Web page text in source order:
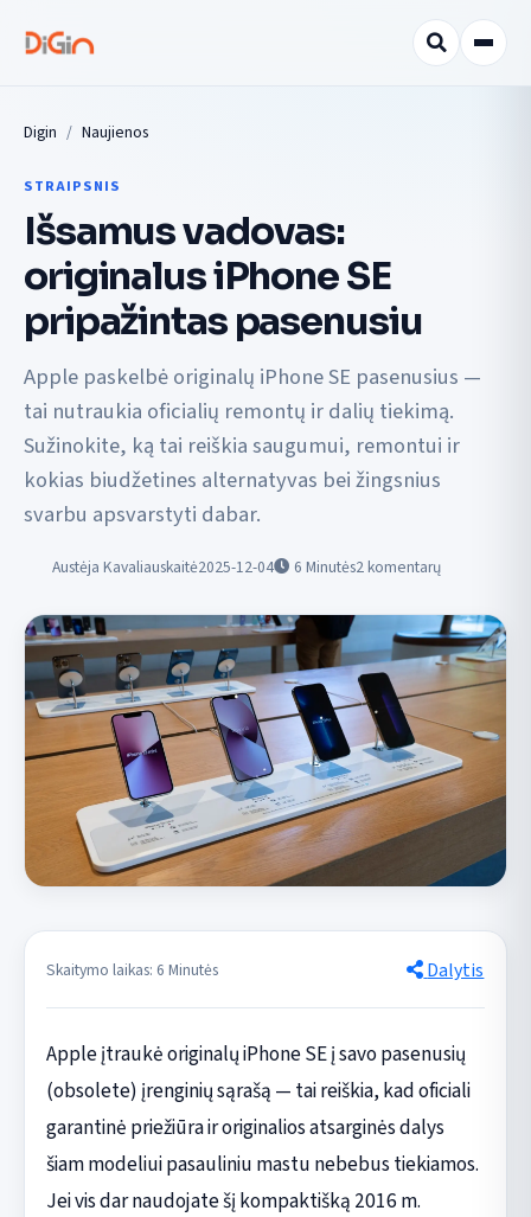
Digin Naujienos
STRAIPSNIS
Išsamus vadovas:
originalus iPhone SE
pripažintas pasenusiu
Apple paskelbė originalų iPhone SE pasenusius —
tai nutraukia oficialių remontų ir dalių tiekimą.
Sužinokite, ką tai reiškia saugumui, remontui ir
kokias biudžetines alternatyvas bei žingsnius
svarbu apsvarstyti dabar.
Austėja Kavaliauskaitė2025-12-04 6 Minutės2 komentarų
Skaitymo laikas: 6 Minutės Dalytis
Apple įtraukė originalų iPhone SE į savo pasenusių
(obsolete) įrenginių sąrašą — tai reiškia, kad oficiali
garantinė priežiūra ir originalios atsarginės dalys
šiam modeliui pasauliniu mastu nebebus tiekiamos.
Jei vis dar naudojate šį kompaktišką 2016 m.